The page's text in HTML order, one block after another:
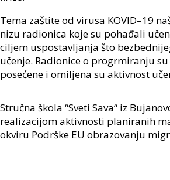
Tema zaštite od virusa KOVID–19
nizu radionica koje su pohađali
ciljem uspostavljanja što
učenje. Radionice o progrmiranju
posećene i omiljena su aktivnost
Stručna škola “Sveti Sava“ iz
realizacijom aktivnosti planiranih
okviru Podrške EU obrazovanju